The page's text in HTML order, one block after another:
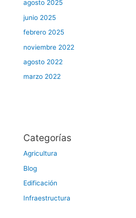
agosto 2025
junio 2025
febrero 2025
noviembre 2022
agosto 2022
marzo 2022
Categorías
Agricultura
Blog
Edificación
Infraestructura